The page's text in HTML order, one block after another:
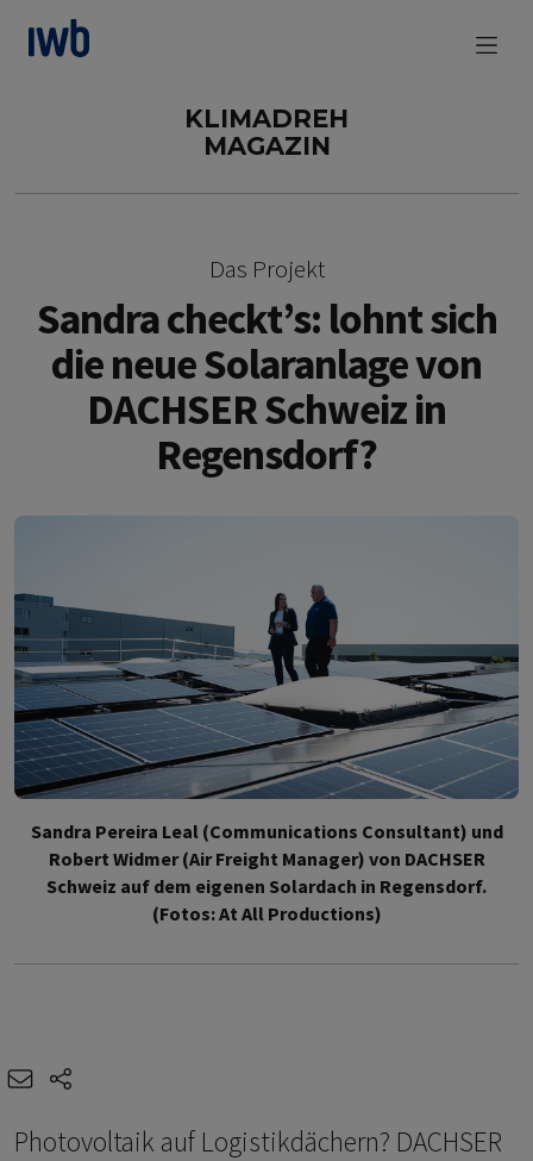
zum Main Content
KLIMADREH
MAGAZIN
Das Projekt
Sandra checkt’s: lohnt sich
die neue Solaranlage von
DACHSER Schweiz in
Regensdorf?
Sandra Pereira Leal (Communications Consultant) und
Robert Widmer (Air Freight Manager) von DACHSER
Schweiz auf dem eigenen Solardach in Regensdorf.
(Fotos: At All Productions)
e-mail
Photovoltaik auf Logistikdächern? DACHSER